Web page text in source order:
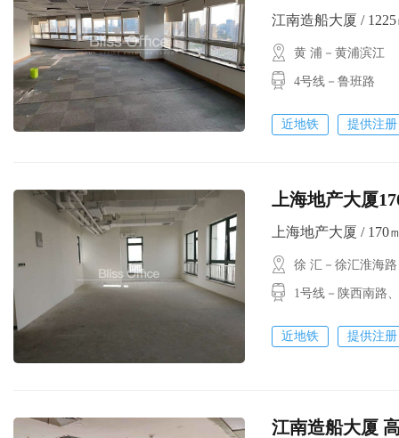
江南造船大厦 / 1225
黄 浦－黄浦滨江
4号线－鲁班路
近地铁 提供注册
上海地产大厦
上海地产大厦 / 170
徐 汇－徐汇淮海路
1号线－陕西南路
近地铁 提供注册
江南造船大厦